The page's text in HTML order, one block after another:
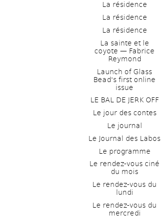
La résidence
La résidence
La résidence
La sainte et le
coyote — Fabrice
Reymond
Launch of Glass
Bead's first online
issue
LE BAL DE JERK OFF
Le jour des contes
Le journal
Le Journal des Labos
Le programme
Le rendez-vous ciné
du mois
Le rendez-vous du
lundi
Le rendez-vous du
mercredi